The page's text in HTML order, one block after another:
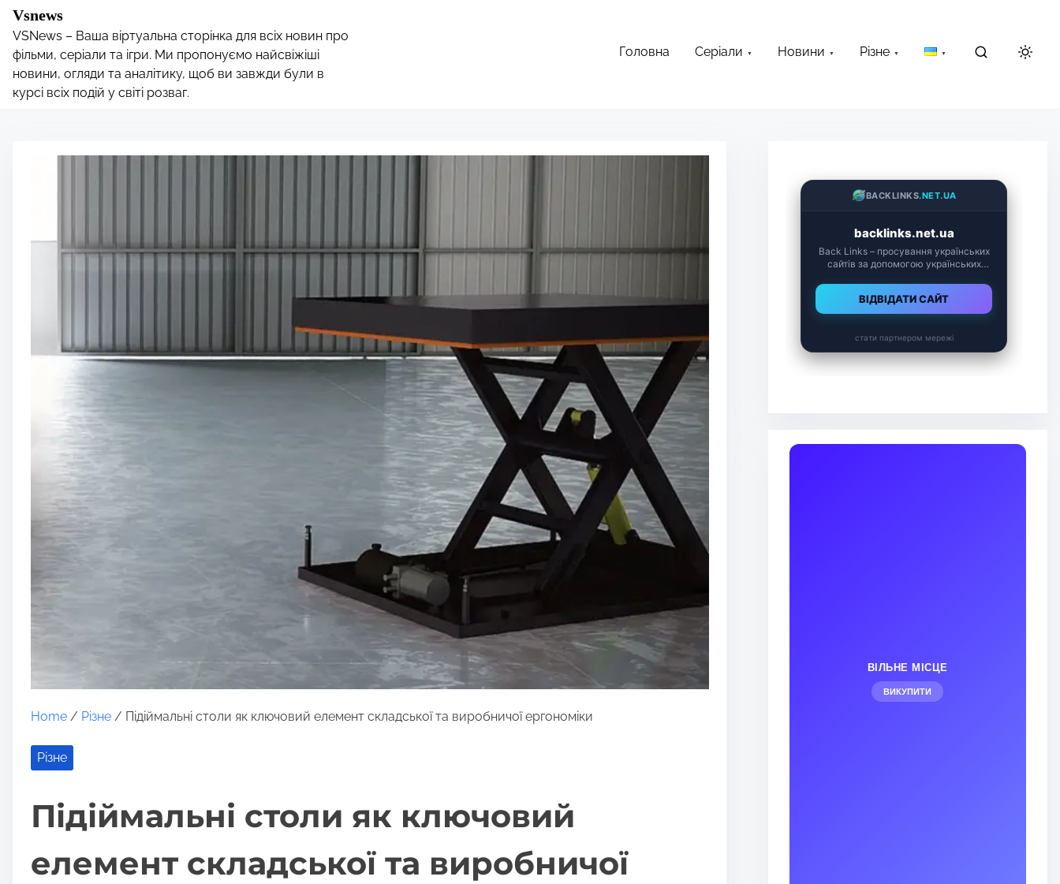
Vsnews
VSNews – Ваша віртуальна сторінка для всіх новин про
фільми, серіали та ігри. Ми пропонуємо найсвіжіші
новини, огляди та аналітику, щоб ви завжди були в
курсі всіх подій у світі розваг.
Головна Серіали Новини Різне
Home/ Різне/ Підіймальні столи як ключовий елемент складської та виробничої ергономіки
Різне
Підіймальні столи як ключовий
елемент складської та виробничої
ВІЛЬНЕ МІСЦЕ
ВИКУПИТИ